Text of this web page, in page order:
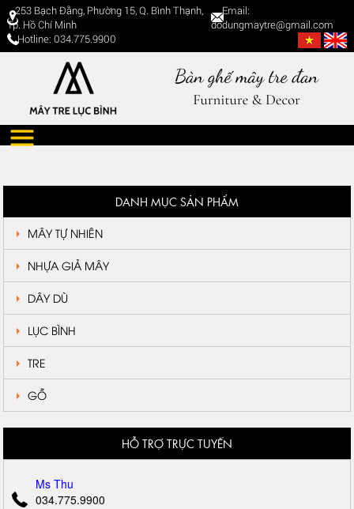
253 Bạch Đằng, Phường 15, Q. Bình Thạnh,
Tp. Hồ Chí Minh
Email:
dodungmaytre@gmail.com
Hotline: 034.775.9900
DANH MỤC SẢN PHẨM
MÂY TỰ NHIÊN
NHỰA GIẢ MÂY
DÂY DÙ
LỤC BÌNH
TRE
GỖ
HỖ TRỢ TRỰC TUYẾN
Ms Thu
034.775.9900